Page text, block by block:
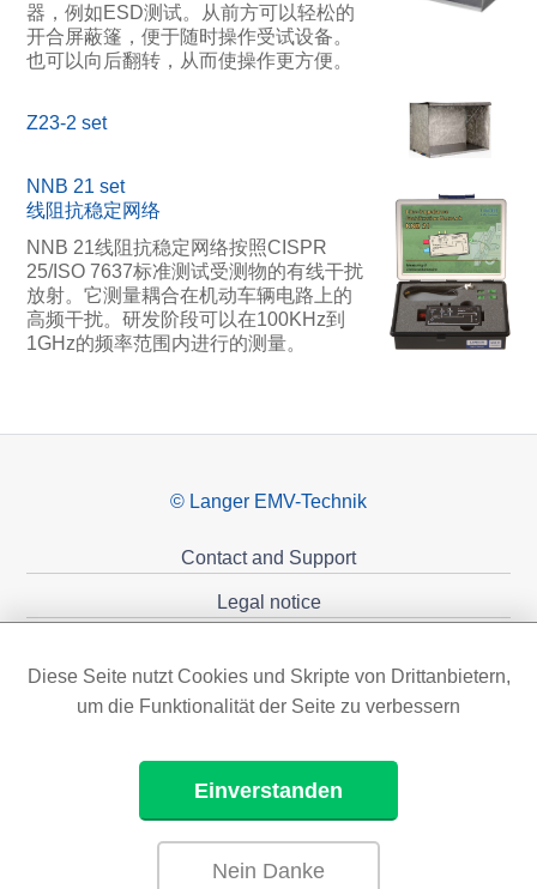
器，例如ESD测试。从前方可以轻松的
开合屏蔽篷，便于随时操作受试设备。
也可以向后翻转，从而使操作更方便。
Z23-2 set
NNB 21 set
线阻抗稳定网络
NNB 21线阻抗稳定网络按照CISPR
25/ISO 7637标准测试受测物的有线干扰
放射。它测量耦合在机动车辆电路上的
高频干扰。研发阶段可以在100KHz到
1GHz的频率范围内进行的测量。
© Langer EMV-Technik
Contact and Support
Legal notice
Diese Seite nutzt Cookies und Skripte von Drittanbietern,
um die Funktionalität der Seite zu verbessern
Einverstanden
Nein Danke